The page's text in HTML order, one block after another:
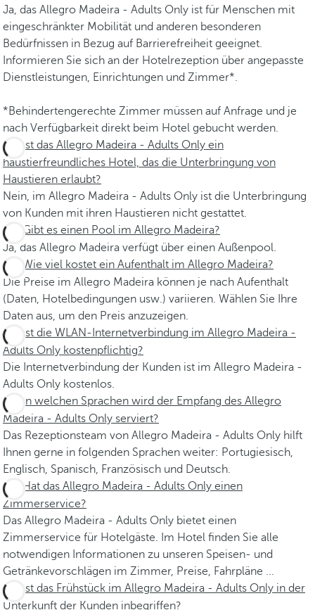
Ja, das Allegro Madeira - Adults Only ist für Menschen mit
eingeschränkter Mobilität und anderen besonderen
Bedürfnissen in Bezug auf Barrierefreiheit geeignet.
Informieren Sie sich an der Hotelrezeption über angepasste
Dienstleistungen, Einrichtungen und Zimmer*.
*Behindertengerechte Zimmer müssen auf Anfrage und je
nach Verfügbarkeit direkt beim Hotel gebucht werden.
Ist das Allegro Madeira - Adults Only ein
haustierfreundliches Hotel, das die Unterbringung von
Haustieren erlaubt?
Nein, im Allegro Madeira - Adults Only ist die Unterbringung
von Kunden mit ihren Haustieren nicht gestattet.
Gibt es einen Pool im Allegro Madeira?
Ja, das Allegro Madeira verfügt über einen Außenpool.
Wie viel kostet ein Aufenthalt im Allegro Madeira?
Die Preise im Allegro Madeira können je nach Aufenthalt
(Daten, Hotelbedingungen usw.) variieren. Wählen Sie Ihre
Daten aus, um den Preis anzuzeigen.
Ist die WLAN-Internetverbindung im Allegro Madeira -
Adults Only kostenpflichtig?
Die Internetverbindung der Kunden ist im Allegro Madeira -
Adults Only kostenlos.
In welchen Sprachen wird der Empfang des Allegro
Madeira - Adults Only serviert?
Das Rezeptionsteam von Allegro Madeira - Adults Only hilft
Ihnen gerne in folgenden Sprachen weiter: Portugiesisch,
Englisch, Spanisch, Französisch und Deutsch.
Hat das Allegro Madeira - Adults Only einen
Zimmerservice?
Das Allegro Madeira - Adults Only bietet einen
Zimmerservice für Hotelgäste. Im Hotel finden Sie alle
notwendigen Informationen zu unseren Speisen- und
Getränkevorschlägen im Zimmer, Preise, Fahrpläne ...
Ist das Frühstück im Allegro Madeira - Adults Only in der
Unterkunft der Kunden inbegriffen?